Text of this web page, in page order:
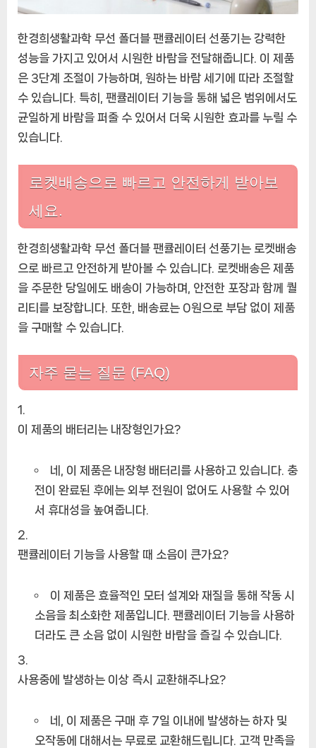
한경희생활과학 무선 폴더블 팬큘레이터 선풍기는 강력한
성능을 가지고 있어서 시원한 바람을 전달해줍니다. 이 제품
은 3단계 조절이 가능하며, 원하는 바람 세기에 따라 조절할
수 있습니다. 특히, 팬큘레이터 기능을 통해 넓은 범위에서도
균일하게 바람을 퍼줄 수 있어서 더욱 시원한 효과를 누릴 수
있습니다.
로켓배송으로 빠르고 안전하게 받아보
세요.
한경희생활과학 무선 폴더블 팬큘레이터 선풍기는 로켓배송
으로 빠르고 안전하게 받아볼 수 있습니다. 로켓배송은 제품
을 주문한 당일에도 배송이 가능하며, 안전한 포장과 함께 퀄
리티를 보장합니다. 또한, 배송료는 0원으로 부담 없이 제품
을 구매할 수 있습니다.
자주 묻는 질문 (FAQ)
이 제품의 배터리는 내장형인가요?
네, 이 제품은 내장형 배터리를 사용하고 있습니다. 충
전이 완료된 후에는 외부 전원이 없어도 사용할 수 있어
서 휴대성을 높여줍니다.
팬큘레이터 기능을 사용할 때 소음이 큰가요?
이 제품은 효율적인 모터 설계와 재질을 통해 작동 시
소음을 최소화한 제품입니다. 팬큘레이터 기능을 사용하
더라도 큰 소음 없이 시원한 바람을 즐길 수 있습니다.
사용중에 발생하는 이상 즉시 교환해주나요?
네, 이 제품은 구매 후 7일 이내에 발생하는 하자 및
오작동에 대해서는 무료로 교환해드립니다. 고객 만족을